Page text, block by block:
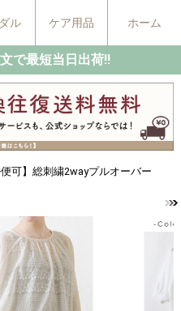
ル ケア用品 ホーム
で最短当日出荷!!
可】総刺繍2wayプルオーバー